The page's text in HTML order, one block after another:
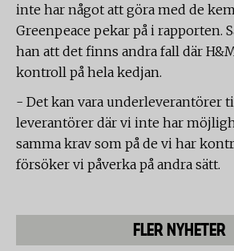
inte har något att göra med de
Greenpeace pekar på i rapporten.
han att det finns andra fall där
kontroll på hela kedjan.
- Det kan vara underleverantörer
leverantörer där vi inte har
samma krav som på de vi har
försöker vi påverka på andra sätt.
FLER NYHETER